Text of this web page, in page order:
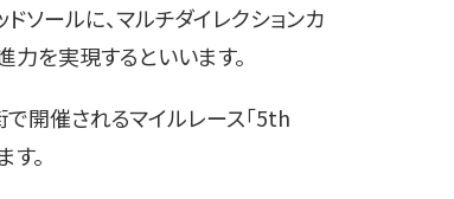
ソールに、マルチダイレクションカ
力を実現するといいます。
開催されるマイルレース「5th
。